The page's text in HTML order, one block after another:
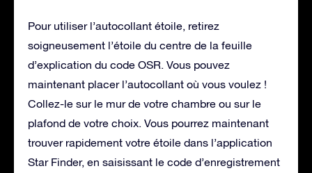
Pour utiliser l’autocollant étoile, retirez
soigneusement l’étoile du centre de la feuille
d’explication du code OSR. Vous pouvez
maintenant placer l’autocollant où vous voulez !
Collez-le sur le mur de votre chambre ou sur le
plafond de votre choix. Vous pourrez maintenant
trouver rapidement votre étoile dans l’application
Star Finder, en saisissant le code d’enregistrement